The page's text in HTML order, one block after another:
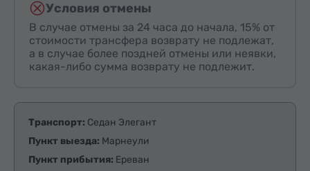
Условия отмены
В случае отмены за 24 часа до начала, 15% от
стоимости трансфера возврату не подлежат,
а в случае более поздней отмены или неявки,
какая-либо сумма возврату не подлежит.
Транспорт: Седан Элегант
Пункт выезда: Марнеули
Пункт прибытия: Ереван